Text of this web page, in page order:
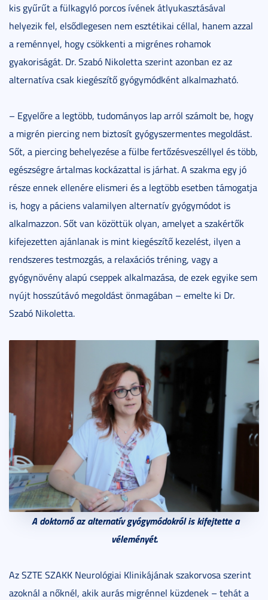
kis gyűrűt a fülkagyló porcos ívének átlyukasztásával
helyezik fel, elsődlegesen nem esztétikai céllal, hanem azzal
a reménnyel, hogy csökkenti a migrénes rohamok
gyakoriságát. Dr. Szabó Nikoletta szerint azonban ez az
alternatíva csak kiegészítő gyógymódként alkalmazható.
– Egyelőre a legtöbb, tudományos lap arról számolt be, hogy
a migrén piercing nem biztosít gyógyszermentes megoldást.
Sőt, a piercing behelyezése a fülbe fertőzésveszéllyel és több,
egészségre ártalmas kockázattal is járhat. A szakma egy jó
része ennek ellenére elismeri és a legtöbb esetben támogatja
is, hogy a páciens valamilyen alternatív gyógymódot is
alkalmazzon. Sőt van közöttük olyan, amelyet a szakértők
kifejezetten ajánlanak is mint kiegészítő kezelést, ilyen a
rendszeres testmozgás, a relaxációs tréning, vagy a
gyógynövény alapú cseppek alkalmazása, de ezek egyike sem
nyújt hosszútávó megoldást önmagában – emelte ki Dr.
Szabó Nikoletta.
A doktornő az alternatív gyógymódokról is kifejtette a
véleményét.
Az SZTE SZAKK Neurológiai Klinikájának szakorvosa szerint
azoknál a nőknél, akik aurás migrénnel küzdenek – tehát a